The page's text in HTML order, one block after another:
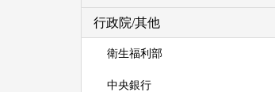
行政院/其他
衛生福利部
中央銀行